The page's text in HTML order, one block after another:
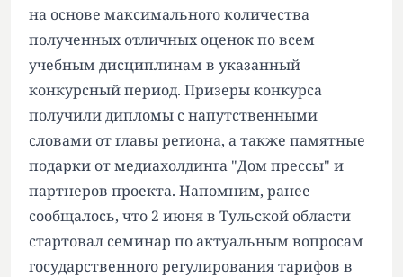
на основе максимального количества
полученных отличных оценок по всем
учебным дисциплинам в указанный
конкурсный период. Призеры конкурса
получили дипломы с напутственными
словами от главы региона, а также памятные
подарки от медиахолдинга "Дом прессы" и
партнеров проекта. Напомним, ранее
сообщалось, что 2 июня в Тульской области
стартовал семинар по актуальным вопросам
государственного регулирования тарифов в